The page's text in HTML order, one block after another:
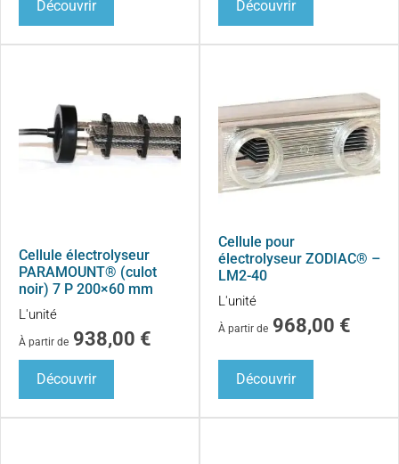
Découvrir Découvrir
Cellule électrolyseur
PARAMOUNT® (culot
noir) 7 P 200×60 mm
L'unité
À partir de 938,00 €
Découvrir
Cellule pour
électrolyseur ZODIAC® –
LM2-40
L'unité
À partir de 968,00 €
Découvrir